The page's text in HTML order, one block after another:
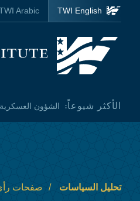
Skip to main content
Homepage
الأكثر شيوعاً: الشؤون العسكرية
TWI English
Arabic:
تحليل السياسات صفحات